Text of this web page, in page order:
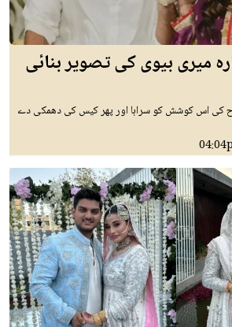
میری بیوی کی تصویر بنائی
کی اس کوشش کو سراہا اور پھر کیس کی دھمکی دے